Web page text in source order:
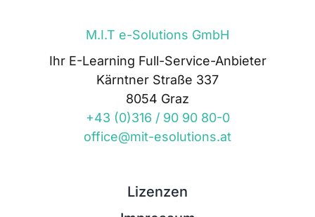
M.I.T e-Solutions GmbH
Ihr E-Learning Full-Service-Anbieter
Kärntner Straße 337
8054 Graz
+43 (0)316 / 90 90 80-0
office@mit-esolutions.at
Lizenzen